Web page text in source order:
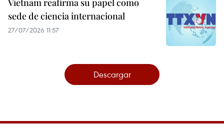
Vietnam reafirma su papel como
sede de ciencia internacional
27/07/2026 11:57
Descargar